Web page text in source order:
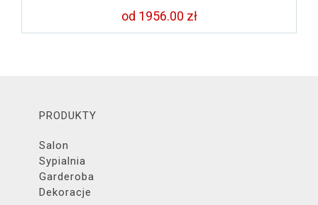
od 1956.00 zł
PRODUKTY
Salon
Sypialnia
Garderoba
Dekoracje